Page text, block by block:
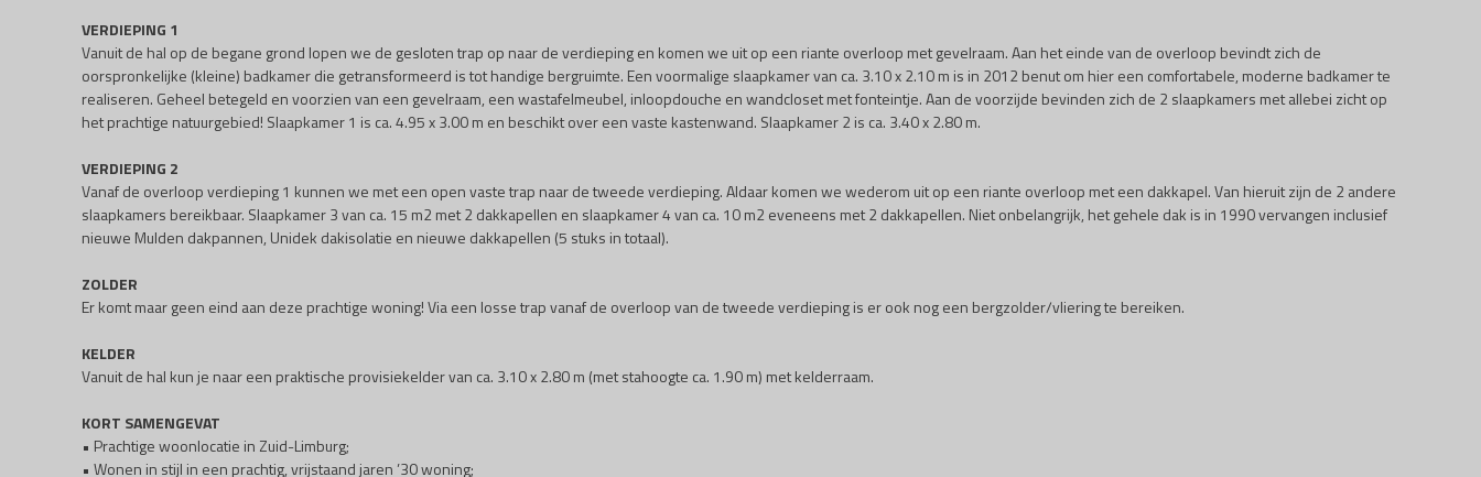
VERDIEPING 1
Vanuit de hal op de begane grond lopen we de gesloten trap op naar de verdieping en komen we uit op een riante overloop met gevelraam. Aan het einde van de overloop bevindt zich de
oorspronkelijke (kleine) badkamer die getransformeerd is tot handige bergruimte. Een voormalige slaapkamer van ca. 3.10 x 2.10 m is in 2012 benut om hier een comfortabele, moderne badkamer te
realiseren. Geheel betegeld en voorzien van een gevelraam, een wastafelmeubel, inloopdouche en wandcloset met fonteintje. Aan de voorzijde bevinden zich de 2 slaapkamers met allebei zicht op
het prachtige natuurgebied! Slaapkamer 1 is ca. 4.95 x 3.00 m en beschikt over een vaste kastenwand. Slaapkamer 2 is ca. 3.40 x 2.80 m.
VERDIEPING 2
Vanaf de overloop verdieping 1 kunnen we met een open vaste trap naar de tweede verdieping. Aldaar komen we wederom uit op een riante overloop met een dakkapel. Van hieruit zijn de 2 andere
slaapkamers bereikbaar. Slaapkamer 3 van ca. 15 m2 met 2 dakkapellen en slaapkamer 4 van ca. 10 m2 eveneens met 2 dakkapellen. Niet onbelangrijk, het gehele dak is in 1990 vervangen inclusief
nieuwe Mulden dakpannen, Unidek dakisolatie en nieuwe dakkapellen (5 stuks in totaal).
ZOLDER
Er komt maar geen eind aan deze prachtige woning! Via een losse trap vanaf de overloop van de tweede verdieping is er ook nog een bergzolder/vliering te bereiken.
KELDER
Vanuit de hal kun je naar een praktische provisiekelder van ca. 3.10 x 2.80 m (met stahoogte ca. 1.90 m) met kelderraam.
KORT SAMENGEVAT
• Prachtige woonlocatie in Zuid-Limburg;
• Wonen in stijl in een prachtig, vrijstaand jaren ’30 woning;